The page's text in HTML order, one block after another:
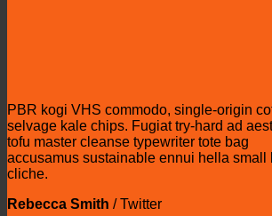
PBR kogi VHS commodo, single-origin
selvage kale chips. Fugiat try-hard ad
tofu master cleanse typewriter tote bag
accusamus sustainable ennui hella small
cliche.
Rebecca Smith /Twitter